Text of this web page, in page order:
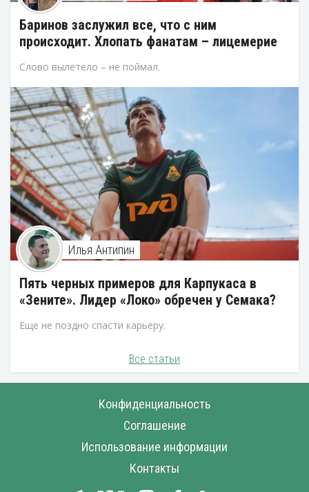
Баринов заслужил все, что с ним
происходит. Хлопать фанатам – лицемерие
Слово вылетело – не поймал.
Илья Антипин
Пять черных примеров для Карпукаса в
«Зените». Лидер «Локо» обречен у Семака?
Еще не поздно спасти карьеру.
Все статьи
Конфиденциальность
Соглашение
Использование информации
Контакты